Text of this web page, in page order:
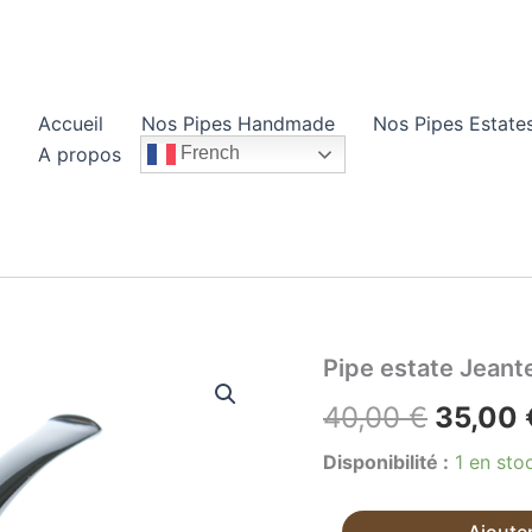
Accueil Nos Pipes Handmade Nos Pipes
A propos
French
Pipe estate
40,00€ Le
prix
initial
35,00
Disponibilité : 1 en
quantité